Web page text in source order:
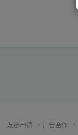
友链申请 广告合作